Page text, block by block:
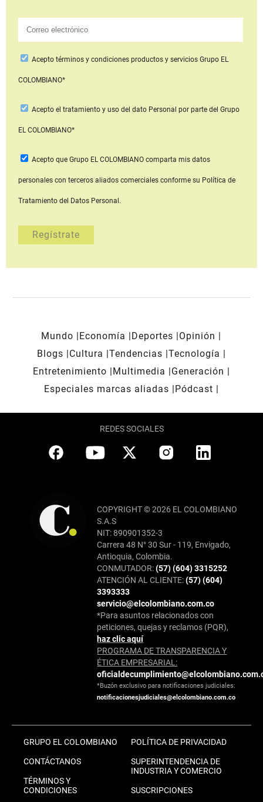
Aceptotérminos y condiciones productos y serviciosGrupo EL
COLOMBIANO*
Acepto el tratamiento y uso del dato Personal por parte del Grupo
EL COLOMBIANO*
Acepto que Grupo EL COLOMBIANOcomparta mis datos
personales con terceros aliados comerciales conforme su Política de
Tratamiento del Datos Personal.
Mundo Economía Deportes
Opinión
Blogs
Cultura Tendencias Tecnología
Entretenimiento
Multimedia
Generación
Especiales marcas aliadas
Pódcast
REDES SOCIALES
COPYRIGHT © 2026 EL COLOMBIANO
S.A.S
NIT: 890901352-3
Carrera 48 N° 30 Sur - 119, Envigado,
Antioquia, Colombia.
CONMUTADOR:(57) (604) 3315252
ATENCIÓN AL CLIENTE:(57) (604)
3393333
servicio@elcolombiano.com.co
*Para asuntos relacionados con
peticiones, quejas y reclamos (PQR),
haz clic aquí
PROGRAMA DE TRANSPARENCIA Y
ÉTICA EMPRESARIAL:
*Buzón exclusivo para notificaciones judiciales:
notificacionesjudiciales@elcolombiano.com.co
GRUPO EL COLOMBIANO
CONTÁCTANOS
TÉRMINOS Y
CONDICIONES
POLÍTICA DE PRIVACIDAD
SUPERINTENDENCIA DE
INDUSTRIA Y COMERCIO
SUSCRIPCIONES